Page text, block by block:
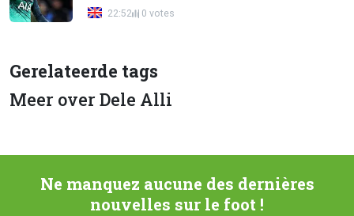
22:52 0 votes
Gerelateerde tags
Meer over Dele Alli
Ne manquez aucune des dernières
nouvelles sur le foot !